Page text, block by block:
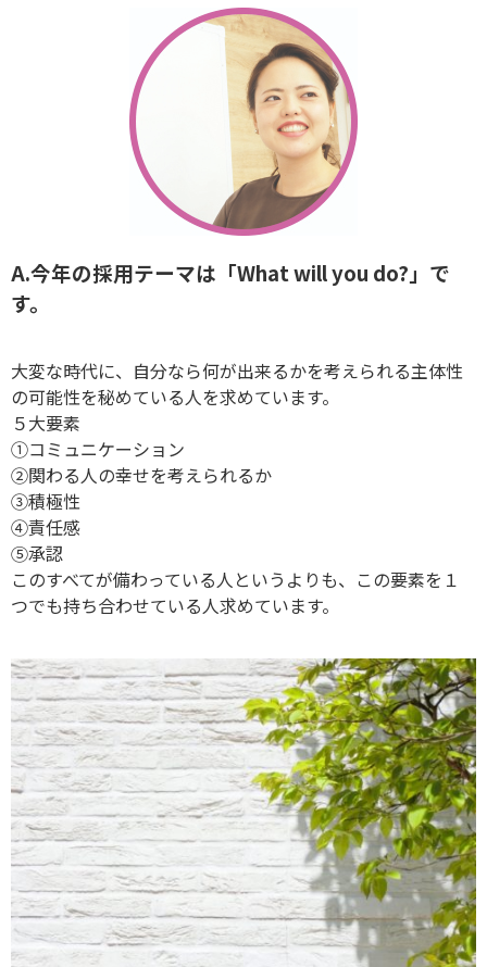
A.今年の採用テーマは「What will you do?」で
す。
大変な時代に、自分なら何が出来るかを考えられる主体性
の可能性を秘めている人を求めています。
５大要素
①コミュニケーション
②関わる人の幸せを考えられるか
③積極性
④責任感
⑤承認
このすべてが備わっている人というよりも、この要素を１
つでも持ち合わせている人求めています。